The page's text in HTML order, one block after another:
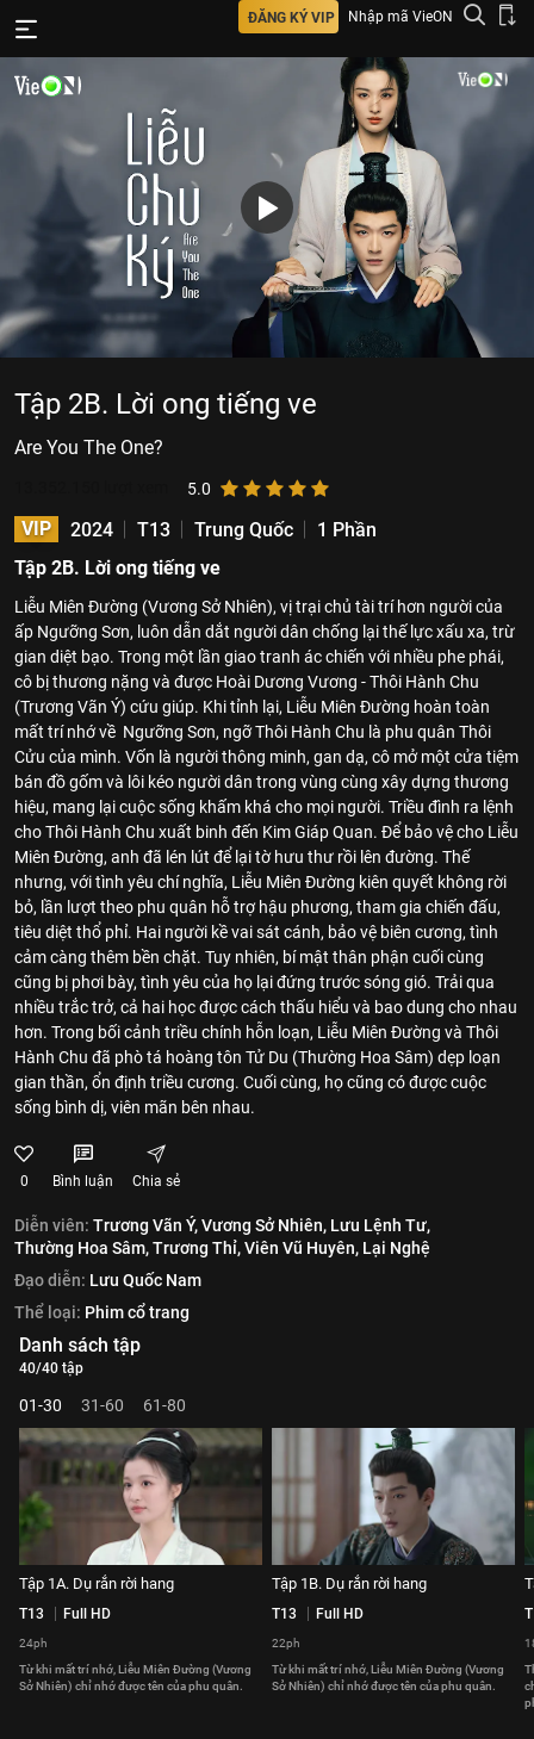
ĐĂNG KÝ VIP Nhập mã VieON
Tập 2B. Lời ong tiếng ve
Are You The One?
5.0
VIP 2024 T13 Trung Quốc
1 Phần
Tập 2B. Lời ong tiếng ve
Liễu Miên Đường (Vương Sở Nhiên), vị trại chủ tài trí hơn người của
ấp Ngưỡng Sơn, luôn dẫn dắt người dân chống lại thế lực xấu xa, trừ
gian diệt bạo. Trong một lần giao tranh ác chiến với nhiều phe phái,
cô bị thương nặng và được Hoài Dương Vương - Thôi Hành Chu
(Trương Vãn Ý) cứu giúp. Khi tỉnh lại, Liễu Miên Đường hoàn toàn
mất trí nhớ về Ngưỡng Sơn, ngỡ Thôi Hành Chu là phu quân Thôi
Cửu của mình. Vốn là người thông minh, gan dạ, cô mở một cửa tiệm
bán đồ gốm và lôi kéo người dân trong vùng cùng xây dựng thương
hiệu, mang lại cuộc sống khấm khá cho mọi người. Triều đình ra lệnh
cho Thôi Hành Chu xuất binh đến Kim Giáp Quan. Để bảo vệ cho Liễu
Miên Đường, anh đã lén lút để lại tờ hưu thư rồi lên đường. Thế
nhưng, với tình yêu chí nghĩa, Liễu Miên Đường kiên quyết không rời
bỏ, lần lượt theo phu quân hỗ trợ hậu phương, tham gia chiến đấu,
tiêu diệt thổ phỉ. Hai người kề vai sát cánh, bảo vệ biên cương, tình
cảm càng thêm bền chặt. Tuy nhiên, bí mật thân phận cuối cùng
cũng bị phơi bày, tình yêu của họ lại đứng trước sóng gió. Trải qua
nhiều trắc trở, cả hai học được cách thấu hiểu và bao dung cho nhau
hơn. Trong bối cảnh triều chính hỗn loạn, Liễu Miên Đường và Thôi
Hành Chu đã phò tá hoàng tôn Tử Du (Thường Hoa Sâm) dẹp loạn
gian thần, ổn định triều cương. Cuối cùng, họ cũng có được cuộc
sống bình dị, viên mãn bên nhau.
0 Bình luận Chia sẻ
Diễn viên: Trương Vãn Ý,Vương Sở Nhiên, Lưu Lệnh Tư,
Thường Hoa Sâm,Trương Thỉ,Viên Vũ Huyên, Lại Nghệ
Đạo diễn: Lưu Quốc Nam
Thể loại: Phim cổ trang
Danh sách tập
40/40 tập
01-30 31-60 61-80
Tập 1A. Dụ rắn rời hang
T13 Full HD
24ph
Từ khi mất trí nhớ, Liễu Miên Đường (Vương
Sở Nhiên) chỉ nhớ được tên của phu quân.
Tập 1B. Dụ rắn rời hang
T13 Full HD
22ph
Từ khi mất trí nhớ, Liễu Miên Đường (Vương
Sở Nhiên) chỉ nhớ được tên của phu quân.